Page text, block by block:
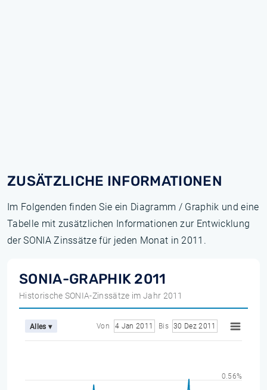
ZUSÄTZLICHE INFORMATIONEN
Im Folgenden finden Sie ein Diagramm / Graphik und eine
Tabelle mit zusätzlichen Informationen zur Entwicklung
der SONIA Zinssätze für jeden Monat in 2011.
SONIA-GRAPHIK 2011
Historische SONIA-Zinssätze im Jahr 2011
Alles ▾ Von 4 Jan 2011 Bis 30 Dez 2011
0.56%